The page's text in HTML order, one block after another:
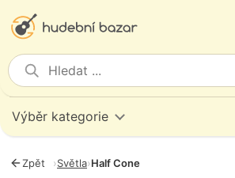
Výběr kategorie
Zpět ›Světla›Half Cone